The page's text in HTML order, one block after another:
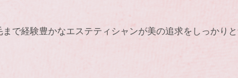
経験豊かなエステティシャンが美の追求をしっかりと